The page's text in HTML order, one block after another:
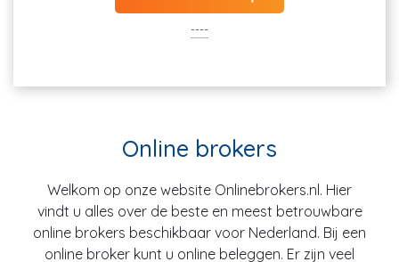
----
Online brokers
Welkom op onze website Onlinebrokers.nl. Hier
vindt u alles over de beste en meest betrouwbare
online brokers beschikbaar voor Nederland. Bij een
online broker kunt u online beleggen. Er zijn veel